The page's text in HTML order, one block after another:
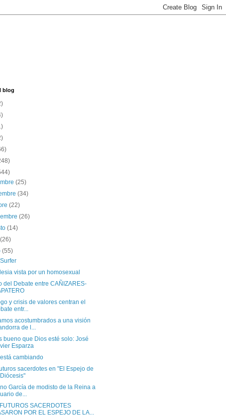
blog
(25)
(34)
(22)
(26)
(14)
(26)
(55)
vista por un homosexual
del Debate entre CAÑIZARES-
y crisis de valores centran el
entr...
acostumbrados a una visión
de l...
bueno que Dios esté solo: José
Esparza
cambiando
sacerdotes en "El Espejo de
Diócesis"
García de modisto de la Reina a
de...
SACERDOTES
POR EL ESPEJO DE LA...